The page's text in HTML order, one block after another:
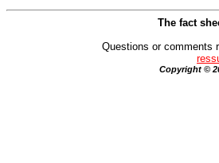
The fact
Questions or comments
Copyright ©